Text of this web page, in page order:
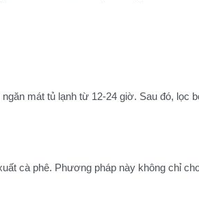
mát tủ lạnh từ 12-24 giờ. Sau đó, lọc
cà phê. Phương pháp này không chỉ